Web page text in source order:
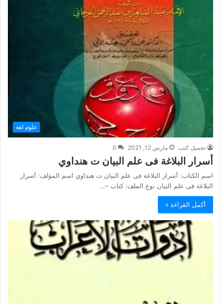
علوم لغة
تحميل كتب مارس 12, 2021 0
أسرار البلاغة فى علم البيان ت هنداوي
اسم الكتاب: أسرار البلاغة فى علم البيان ت هنداوي اسم المؤلف: أسرار
البلاغة فى علم البيان نوع الملف: كتاب –…
أكمل القراءة »